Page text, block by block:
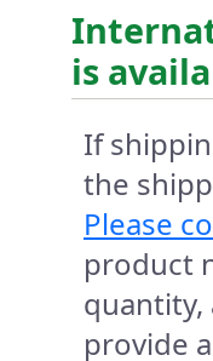
is
If
the
Please
product
quantity,
provide